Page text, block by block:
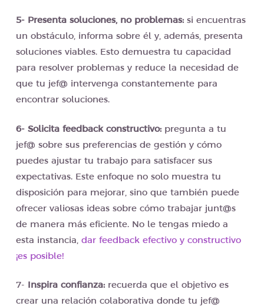
5- Presenta soluciones, no problemas:si encuentras
un obstáculo, informa sobre él y, además, presenta
soluciones viables. Esto demuestra tu capacidad
para resolver problemas y reduce la necesidad de
que tu jef@ intervenga constantemente para
encontrar soluciones.
6- Solicita feedback constructivo:pregunta a tu
jef@ sobre sus preferencias de gestión y cómo
puedes ajustar tu trabajo para satisfacer sus
expectativas. Este enfoque no solo muestra tu
disposición para mejorar, sino que también puede
ofrecer valiosas ideas sobre cómo trabajar junt@s
de manera más eficiente. No le tengas miedo a
esta instancia, dar feedback efectivo y constructivo
¡es posible!
7- Inspira confianza:recuerda que el objetivo es
crear una relación colaborativa donde tu jef@